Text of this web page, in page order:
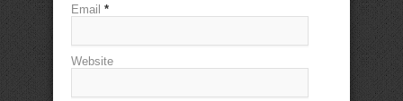
Email *
Website